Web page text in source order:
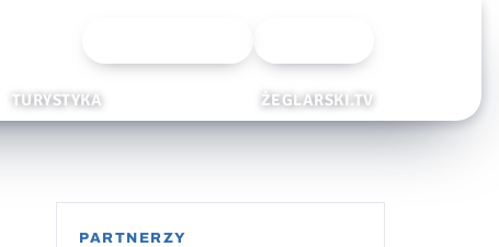
TURYSTYKA ŻEGLARSKI.TV
PARTNERZY